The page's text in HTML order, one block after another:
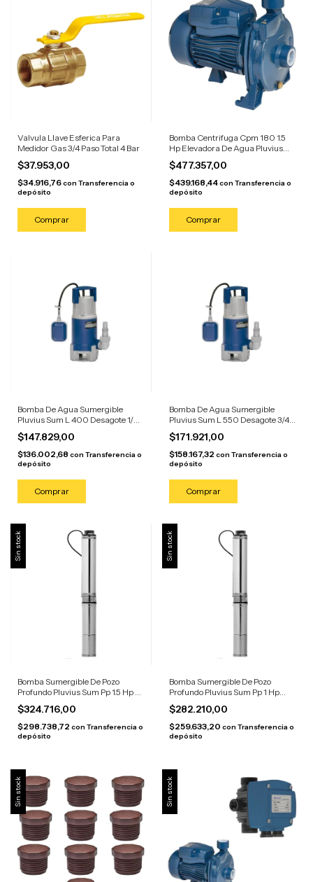
Valvula Llave Esferica Para
Medidor Gas 3/4 Paso Total 4 Bar
$37.953,00
$34.916,76con Transferencia o
depósito
Bomba Centrifuga Cpm 180 1.5
Hp Elevadora De Agua Pluvius
Azul
$477.357,00
$439.168,44con Transferencia o
depósito
Bomba De Agua Sumergible
Pluvius Sum L 400 Desagote 1/2
Hp
$147.829,00
$136.002,68 con Transferencia o
depósito
Bomba De Agua Sumergible
Pluvius Sum L 550 Desagote 3/4
Hp
$171.921,00
$158.167,32 con Transferencia o
depósito
Sin stock
Bomba Sumergible De Pozo
Profundo Pluvius Sum Pp 1.5 Hp -
Plateado
$324.716,00
$298.738,72 con Transferencia o
depósito
Sin stock
Bomba Sumergible De Pozo
Profundo Pluvius Sum Pp 1 Hp
Plateado
$282.210,00
$259.633,20 con Transferencia o
depósito
Sin stock Sin stock